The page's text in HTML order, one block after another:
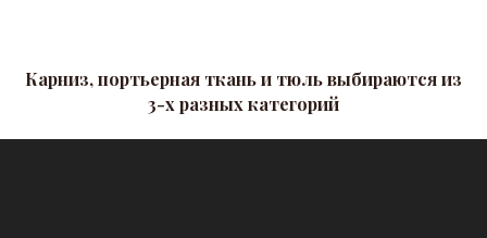
Карниз, портьерная ткань и тюль выбираются из
3-х разных категорий